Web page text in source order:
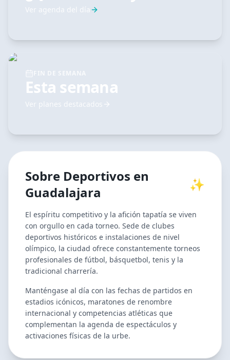
Ver agenda del día
Esta semana
Ver planes destacados
Sobre Deportivos en
Guadalajara
✨
El espíritu competitivo y la afición tapatía se viven
con orgullo en cada torneo. Sede de clubes
deportivos históricos e instalaciones de nivel
olímpico, la ciudad ofrece constantemente torneos
profesionales de fútbol, básquetbol, tenis y la
tradicional charrería.
Manténgase al día con las fechas de partidos en
estadios icónicos, maratones de renombre
internacional y competencias atléticas que
complementan la agenda de espectáculos y
activaciones físicas de la urbe.